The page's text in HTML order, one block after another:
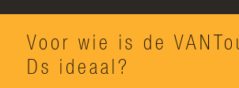
Voor wie is de
Ds ideaal?